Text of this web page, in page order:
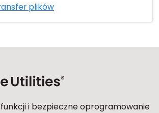
plików
i bezpieczne oprogramowanie